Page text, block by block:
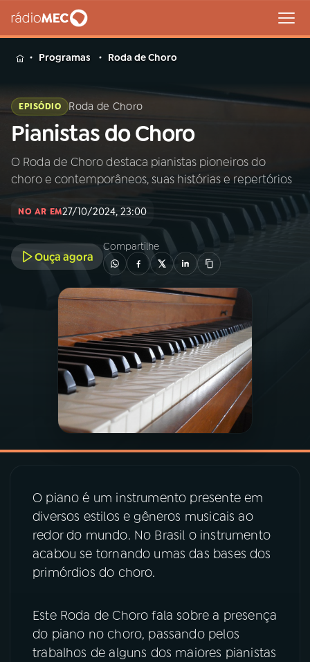
MENU
Buscar
na
Rádio
MEC
Buscar
Início
INÍCIO
A RÁDIO
PROGRAMAÇÃO
PROGRAMAS
PODCASTS
08PRÊMIO RÁDIO MEC
ACOMPANHE A RÁDIO MEC
YouTube Facebook
Programas Roda de Choro
EPISÓDIO Roda de Choro
Pianistas do Choro
O Roda de Choro destaca pianistas pioneiros do
choro e contemporâneos, suas histórias e repertórios
NO AR EM27/10/2024, 23:00
Ouça agora
Compartilhe
O piano é um instrumento presente em
diversos estilos e gêneros musicais ao
redor do mundo. No Brasil o instrumento
acabou se tornando umas das bases dos
primórdios do choro.
Este Roda de Choro fala sobre a presença
do piano no choro, passando pelos
trabalhos de alguns dos maiores pianistas